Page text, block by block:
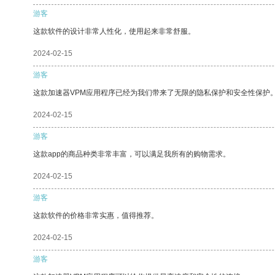
游客
这款软件的设计非常人性化，使用起来非常舒服。
2024-02-15
游客
这款加速器VPM应用程序已经为我们带来了无限的隐私保护和安全性保护
2024-02-15
游客
这款app的商品种类非常丰富，可以满足我所有的购物需求。
2024-02-15
游客
这款软件的价格非常实惠，值得推荐。
2024-02-15
游客